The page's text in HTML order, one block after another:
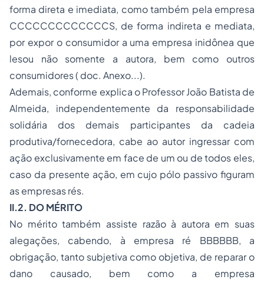
forma direta e imediata, como também pela empresa
CCCCCCCCCCCCCS, de forma indireta e mediata,
por expor o consumidor a uma empresa inidônea que
lesou não somente a autora, bem como outros
consumidores ( doc. Anexo...).
Ademais, conforme explica o Professor João Batista de
Almeida, independentemente da responsabilidade
solidária dos demais participantes da cadeia
produtiva/fornecedora, cabe ao autor ingressar com
ação exclusivamente em face de um ou de todos eles,
caso da presente ação, em cujo pólo passivo figuram
as empresas rés.
II.2. DO MÉRITO
No mérito também assiste razão à autora em suas
alegações, cabendo, à empresa ré BBBBBB, a
obrigação, tanto subjetiva como objetiva, de reparar o
dano causado, bem como a empresa